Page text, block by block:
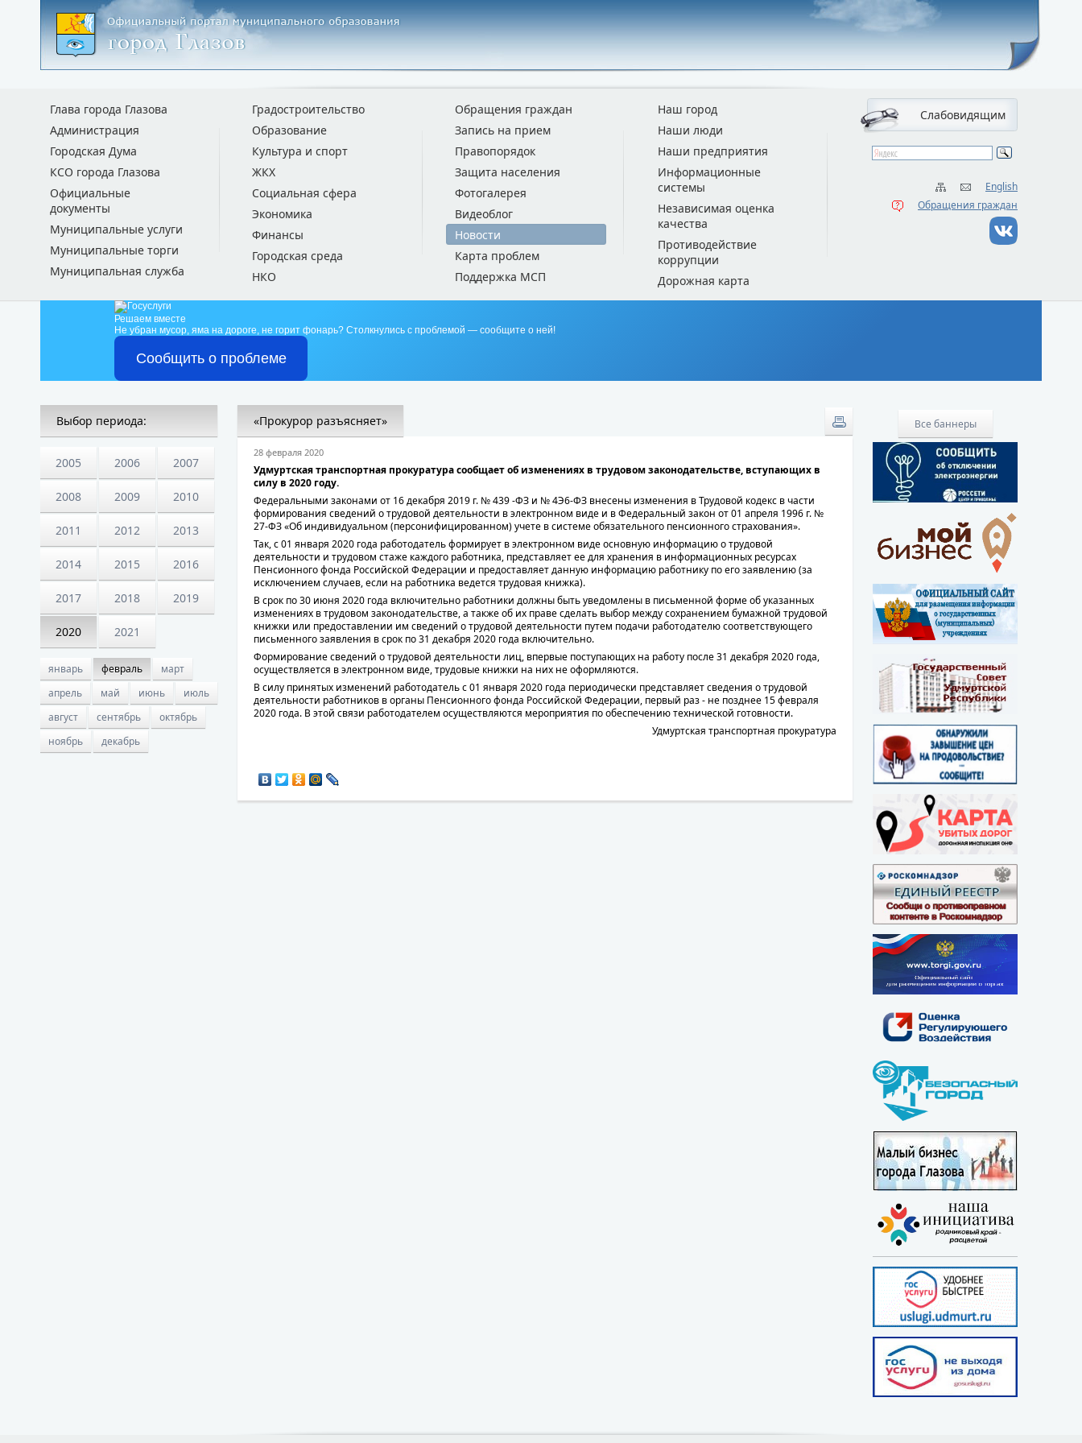
Слабовидящим
English
Обращения граждан
Глава города Глазова
Администрация
Городская Дума
КСО города Глазова
Официальные
документы
Муниципальные услуги
Муниципальные торги
Муниципальная служба
Градостроительство
Образование
Культура и спорт
ЖКХ
Социальная сфера
Экономика
Финансы
Городская среда
НКО
Обращения граждан
Запись на прием
Правопорядок
Защита населения
Фотогалерея
Видеоблог
Новости
Карта проблем
Поддержка МСП
Наш город
Наши люди
Наши предприятия
Информационные
системы
Независимая оценка
качества
Противодействие
коррупции
Дорожная карта
Решаем вместе
Не убран мусор, яма на дороге, не горит фонарь? Столкнулись с проблемой — сообщите о ней!
Сообщить о проблеме
Выбор периода:
2005 2006 2007
2008 2009 2010
2011 2012 2013
2014 2015 2016
2017 2018 2019
2020 2021
январь февраль
март
апрель
май июнь
июль
август
сентябрь
октябрь
ноябрь
декабрь
Все баннеры
«Прокурор разъясняет»
28 февраля 2020
Удмуртская транспортная прокуратура сообщает об изменениях в трудовом законодательстве, вступающих в
силу в 2020 году.
Федеральными законами от 16 декабря 2019 г. № 439 -ФЗ и № 4Э6-ФЗ внесены изменения в Трудовой кодекс в части
формирования сведений о трудовой деятельности в электронном виде и в Федеральный закон от 01 апреля 1996 г. №
27-ФЗ «Об индивидуальном (персонифицированном) учете в системе обязательного пенсионного страхования».
Так, с 01 января 2020 года работодатель формирует в электронном виде основную информацию о трудовой
деятельности и трудовом стаже каждого работника, представляет ее для хранения в информационных ресурсах
Пенсионного фонда Российской Федерации и предоставляет данную информацию работнику по его заявлению (за
исключением случаев, если на работника ведется трудовая книжка).
В срок по 30 июня 2020 года включительно работники должны быть уведомлены в письменной форме об указанных
изменениях в трудовом законодательстве, а также об их праве сделать выбор между сохранением бумажной трудовой
книжки или предоставлении им сведений о трудовой деятельности путем подачи работодателю соответствующего
письменного заявления в срок по 31 декабря 2020 года включительно.
Формирование сведений о трудовой деятельности лиц, впервые поступающих на работу после 31 декабря 2020 года,
осуществляется в электронном виде, трудовые книжки на них не оформляются.
В силу принятых изменений работодатель с 01 января 2020 года периодически представляет сведения о трудовой
деятельности работников в органы Пенсионного фонда Российской Федерации, первый раз - не позднее 15 февраля
2020 года. В этой связи работодателем осуществляются мероприятия по обеспечению технической готовности.
Удмуртская транспортная прокуратура